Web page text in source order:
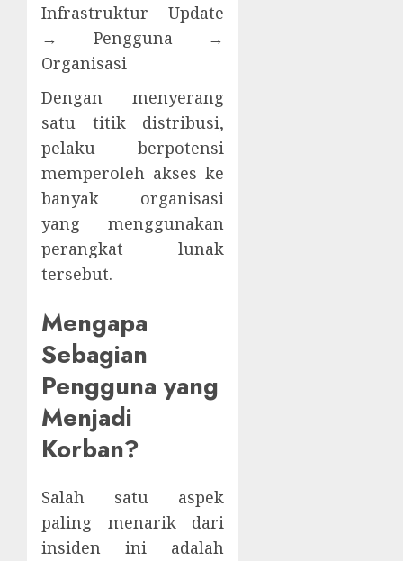
Infrastruktur Update
→ Pengguna →
Organisasi
Dengan menyerang
satu titik distribusi,
pelaku berpotensi
memperoleh akses ke
banyak organisasi
yang menggunakan
perangkat lunak
tersebut.
Mengapa
Sebagian
Pengguna yang
Menjadi
Korban?
Salah satu aspek
paling menarik dari
insiden ini adalah